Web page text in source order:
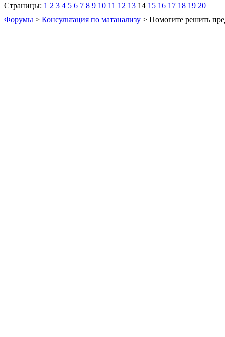
Страницы: 1 2 3 4 5 6 7 8 9 10 11 12 13 14 15 16 17 18 19 20
Форумы > Консультация по матанализу > Помогите решить